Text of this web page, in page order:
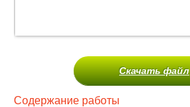
Скачать файл
Содержание работы